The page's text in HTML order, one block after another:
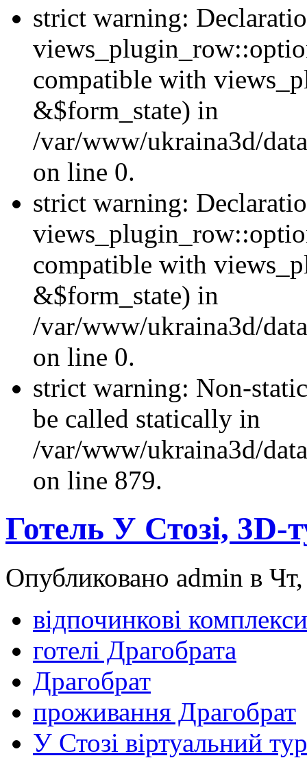
strict warning:
compatible with
&$form_state) in
/var/www/ukraina3d/
on line 0.
strict warning:
compatible with
&$form_state) in
/var/www/ukraina3d/
on line 0.
strict warning: Non-
be called statically in
/var/www/ukraina3d/
on line 879.
Готель У Стозі, 3D-
Опубликовано admin в
відпочинкові
готелі Драгобрата
Драгобрат
проживання Драгобрат
У Стозі віртуальний тур